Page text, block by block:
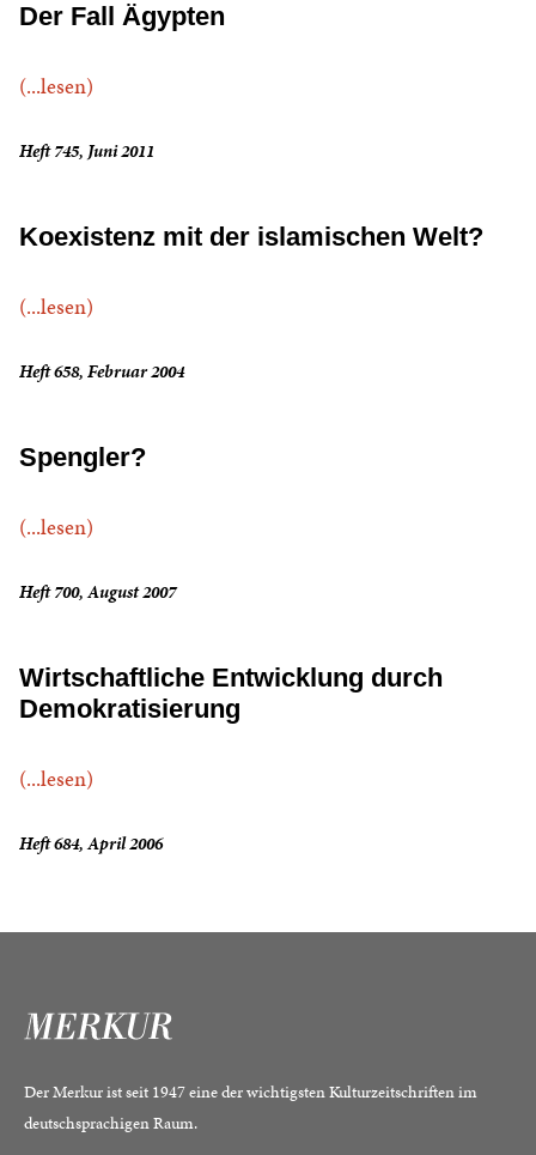
Der Fall Ägypten
(...lesen)
Heft 745, Juni 2011
Koexistenz mit der islamischen Welt?
(...lesen)
Heft 658, Februar 2004
Spengler?
(...lesen)
Heft 700, August 2007
Wirtschaftliche Entwicklung durch
Demokratisierung
(...lesen)
Heft 684, April 2006
Der Merkur ist seit 1947 eine der wichtigsten Kulturzeitschriften im
deutschsprachigen Raum.